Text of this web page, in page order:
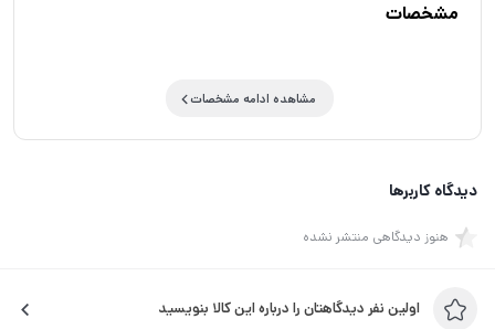
مشخصات
مشاهده ادامه مشخصات
دیدگاه کاربرها
هنوز دیدگاهی منتشر نشده
اولین نفر دیدگاهتان را درباره این کالا بنویسید